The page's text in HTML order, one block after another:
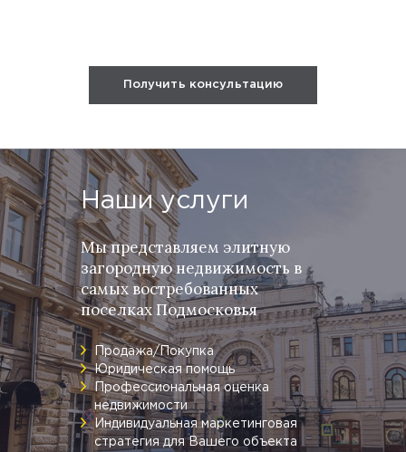
Получить консультацию
Наши услуги
Мы представляем элитную
загородную недвижимость в
самых востребованных
поселках Подмосковья
Продажа/Покупка
Юридическая помощь
Профессиональная оценка
недвижимости
Индивидуальная маркетинговая
стратегия для Вашего объекта